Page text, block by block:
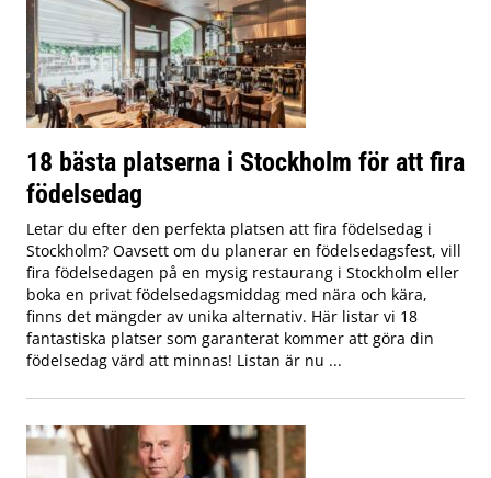
18 bästa platserna i Stockholm för att fira
födelsedag
Letar du efter den perfekta platsen att fira födelsedag i
Stockholm? Oavsett om du planerar en födelsedagsfest, vill
fira födelsedagen på en mysig restaurang i Stockholm eller
boka en privat födelsedagsmiddag med nära och kära,
finns det mängder av unika alternativ. Här listar vi 18
fantastiska platser som garanterat kommer att göra din
födelsedag värd att minnas! Listan är nu ...